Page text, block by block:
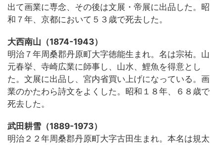
出て画業に専念、その後は文展・帝展に出品した。昭
和７年、京都において５３歳で死去した。
大西南山（1874-1943）
明治７年周桑郡丹原町大字徳能生まれ。名は宗祐。山
元春挙、寺崎広業に師事し、山水、鯉魚を得意とし
た。文展に出品し、宮内省買い上げになっている。画
業のかたわら詩文をよくした。昭和１８年、６８歳で
死去した。
武田耕雪（1889-1973）
明治２２年周桑郡丹原町大字古田生まれ。本名は規太